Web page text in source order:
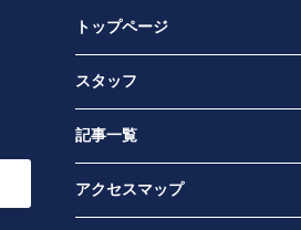
トップページ
スタッフ
記事一覧
アクセスマップ